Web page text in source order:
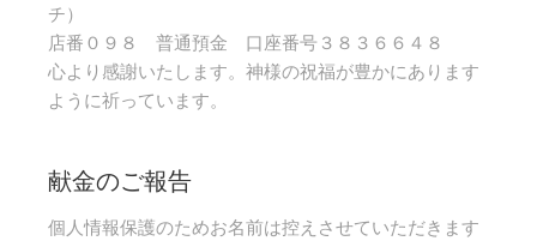
チ）
店番０９８ 普通預金 口座番号３８３６６４８
心より感謝いたします。神様の祝福が豊かにあります
ように祈っています。
献金のご報告
個人情報保護のためお名前は控えさせていただきます